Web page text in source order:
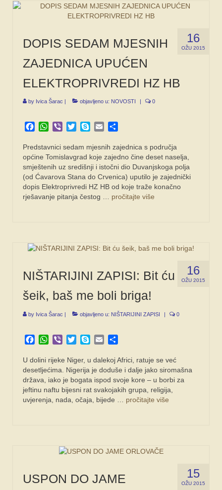
16
OŽU 2015
DOPIS SEDAM MJESNIH
ZAJEDNICA UPUĆEN
ELEKTROPRIVREDI HZ HB
by Ivica Šarac | objavljeno u: NOVOSTI | 0
Facebook
WhatsApp
Viber TwitterSkypeEmail
Predstavnici sedam mjesnih zajednica s područja
općine Tomislavgrad koje zajedno čine deset naselja,
smještenih uz središnji i istočni dio Duvanjskoga polja
(od Ćavarova Stana do Crvenica) uputilo je zajednički
dopis Elektroprivredi HZ HB od koje traže konačno
rješavanje pitanja čestog … pročitajte više
16
OŽU 2015
NIŠTARIJINI ZAPISI: Bit ću
šeik, baš me boli briga!
by Ivica Šarac | objavljeno u: NIŠTARIJINI ZAPISI | 0
Facebook
WhatsApp
Viber TwitterSkypeEmail
U dolini rijeke Niger, u dalekoj Africi, ratuje se već
desetljećima. Nigerija je doduše i dalje jako siromašna
država, iako je bogata ispod svoje kore – u borbi za
jeftinu naftu bijesni rat svakojakih grupa, religija,
uvjerenja, nada, očaja, bijede … pročitajte više
15
OŽU 2015
USPON DO JAME